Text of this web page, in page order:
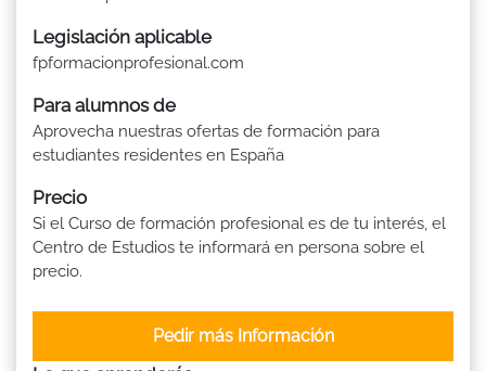
Legislación aplicable
fpformacionprofesional.com
Para alumnos de
Aprovecha nuestras ofertas de formación para
estudiantes residentes en España
Precio
Si el Curso de formación profesional es de tu interés, el
Centro de Estudios te informará en persona sobre el
precio.
Pedir más Información